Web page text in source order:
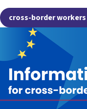
cross-border workers